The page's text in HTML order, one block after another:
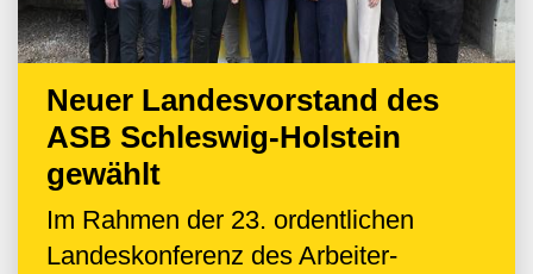
Neuer Landesvorstand des
ASB Schleswig-Holstein
gewählt
Im Rahmen der 23. ordentlichen
Landeskonferenz des Arbeiter-